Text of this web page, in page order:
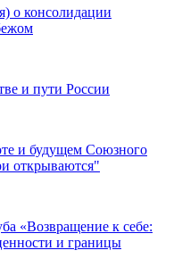
о консолидации
и пути России
и будущем Союзного
открываются"
«Возвращение к себе:
и границы